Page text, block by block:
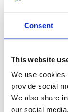
Consent
This website
We use cookies
provide social
We also share
our social
retards de vol ?
R. Non, nous
Q. Où vais-je
l'aéroport ?
R. Notre